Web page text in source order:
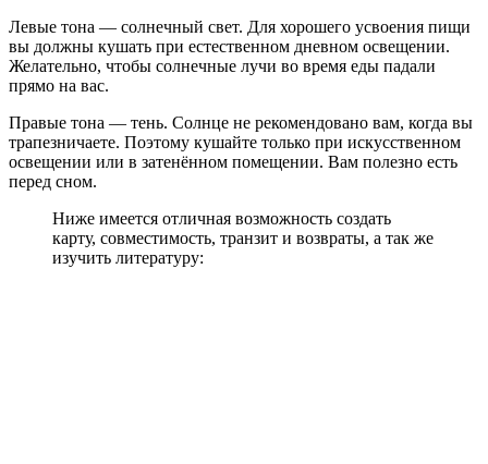
Левые тона — солнечный свет. Для хорошего усвоения пищи
вы должны кушать при естественном дневном освещении.
Желательно, чтобы солнечные лучи во время еды падали
прямо на вас.
Правые тона — тень. Солнце не рекомендовано вам, когда вы
трапезничаете. Поэтому кушайте только при искусственном
освещении или в затенённом помещении. Вам полезно есть
перед сном.
Ниже имеется отличная возможность создать
карту, совместимость, транзит и возвраты, а так же
изучить литературу: